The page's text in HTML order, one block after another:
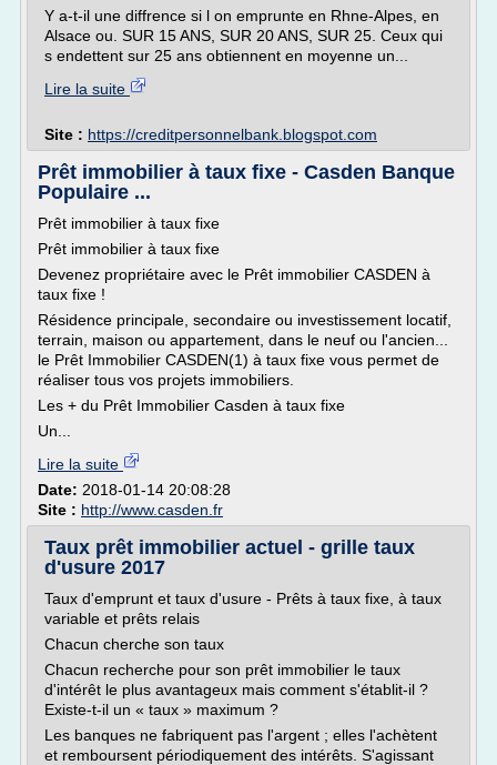
Y a-t-il une diffrence si l on emprunte en Rhne-Alpes, en
Alsace ou. SUR 15 ANS, SUR 20 ANS, SUR 25. Ceux qui
s endettent sur 25 ans obtiennent en moyenne un...
Lire la suite
Site : https://creditpersonnelbank.blogspot.com
Prêt immobilier à taux fixe - Casden Banque
Populaire ...
Prêt immobilier à taux fixe
Prêt immobilier à taux fixe
Devenez propriétaire avec le Prêt immobilier CASDEN à
taux fixe !
Résidence principale, secondaire ou investissement locatif,
terrain, maison ou appartement, dans le neuf ou l'ancien...
le Prêt Immobilier CASDEN(1) à taux fixe vous permet de
réaliser tous vos projets immobiliers.
Les + du Prêt Immobilier Casden à taux fixe
Un...
Lire la suite
Date: 2018-01-14 20:08:28
Site : http://www.casden.fr
Taux prêt immobilier actuel - grille taux
d'usure 2017
Taux d'emprunt et taux d'usure - Prêts à taux fixe, à taux
variable et prêts relais
Chacun cherche son taux
Chacun recherche pour son prêt immobilier le taux
d'intérêt le plus avantageux mais comment s'établit-il ?
Existe-t-il un « taux » maximum ?
Les banques ne fabriquent pas l'argent ; elles l'achètent
et remboursent périodiquement des intérêts. S'agissant